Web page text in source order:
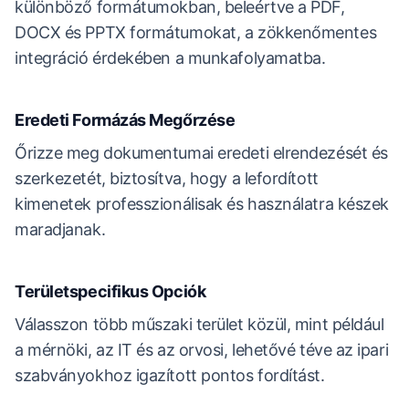
különböző formátumokban, beleértve a PDF,
DOCX és PPTX formátumokat, a zökkenőmentes
integráció érdekében a munkafolyamatba.
Eredeti Formázás Megőrzése
Őrizze meg dokumentumai eredeti elrendezését és
szerkezetét, biztosítva, hogy a lefordított
kimenetek professzionálisak és használatra készek
maradjanak.
Területspecifikus Opciók
Válasszon több műszaki terület közül, mint például
a mérnöki, az IT és az orvosi, lehetővé téve az ipari
szabványokhoz igazított pontos fordítást.